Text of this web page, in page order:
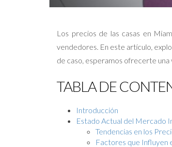
Los precios de las casas en
vendedores. En este artículo,
de caso, esperamos ofrecerte
TABLA DE
Introducción
Estado Actual del Mercado
Tendencias en los
Factores que Influyen